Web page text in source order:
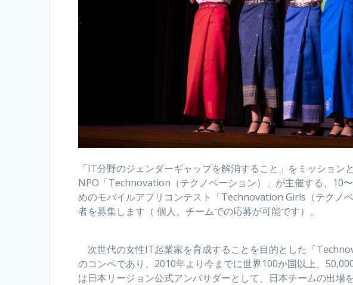
「IT分野のジェンダーギャップを解消すること」をミッショ
NPO「Technovation（テクノベーション）」が主催する、10
めのモバイルアプリコンテスト「Technovation Girls（テクノ
者を募集します（ 個人、チームでの応募が可能です）。
次世代の女性IT起業家を育成することを目的とした「
のコンペであり、2010年より今までに世界100か国以上、
は日本リージョン公式アンバサダーとして、日本チームの出場を